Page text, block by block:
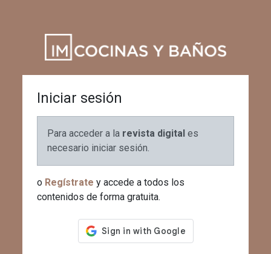
Iniciar sesión
Para acceder a la revista digital es
necesario iniciar sesión.
o Regístrate y accede a todos los
contenidos de forma gratuita.